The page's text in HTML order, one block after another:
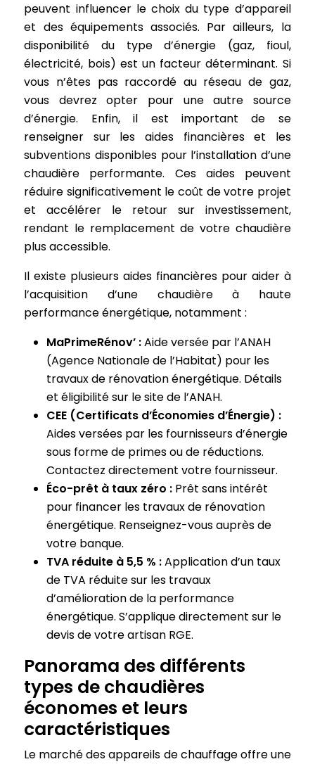
peuvent influencer le choix du type d’appareil
et des équipements associés. Par ailleurs, la
disponibilité du type d’énergie (gaz, fioul,
électricité, bois) est un facteur déterminant. Si
vous n’êtes pas raccordé au réseau de gaz,
vous devrez opter pour une autre source
d’énergie. Enfin, il est important de se
renseigner sur les aides financières et les
subventions disponibles pour l’installation d’une
chaudière performante. Ces aides peuvent
réduire significativement le coût de votre projet
et accélérer le retour sur investissement,
rendant le remplacement de votre chaudière
plus accessible.
Il existe plusieurs aides financières pour aider à
l’acquisition d’une chaudière à haute
performance énergétique, notamment :
MaPrimeRénov’ :Aide versée par l’ANAH
(Agence Nationale de l’Habitat) pour les
travaux de rénovation énergétique. Détails
et éligibilité sur le site de l’ANAH.
CEE (Certificats d’Économies d’Énergie) :
Aides versées par les fournisseurs d’énergie
sous forme de primes ou de réductions.
Contactez directement votre fournisseur.
Éco-prêt à taux zéro : Prêt sans intérêt
pour financer les travaux de rénovation
énergétique. Renseignez-vous auprès de
votre banque.
TVA réduite à 5,5 % :Application d’un taux
de TVA réduite sur les travaux
d’amélioration de la performance
énergétique. S’applique directement sur le
devis de votre artisan RGE.
Panorama des différents
types de chaudières
économes et leurs
caractéristiques
Le marché des appareils de chauffage offre une